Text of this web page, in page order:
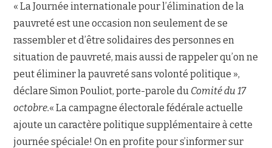
« La Journée internationale pour l’élimination de la
pauvreté est une occasion non seulement de se
rassembler et d’être solidaires des personnes en
situation de pauvreté, mais aussi de rappeler qu’on ne
peut éliminer la pauvreté sans volonté politique »,
déclare Simon Pouliot, porte-parole du Comité du 17
octobre.« La campagne électorale fédérale actuelle
ajoute un caractère politique supplémentaire à cette
journée spéciale! On en profite pour s’informer sur